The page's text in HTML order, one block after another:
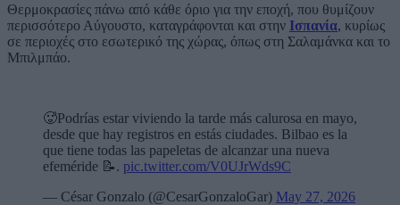
Θερμοκρασίες πάνω από κάθε όριο για την εποχή, που θυμίζουν
περισσότερο Αύγουστο, καταγράφονται και στην Ισπανία, κυρίως
σε περιοχές στο εσωτερικό της χώρας, όπως στη Σαλαμάνκα και το
Μπιλμπάο.
🥵Podrías estar viviendo la tarde más calurosa en mayo,
desde que hay registros en estás ciudades. Bilbao es la
que tiene todas las papeletas de alcanzar una nueva
efeméride 📝. pic.twitter.com/V0UJrWds9C
— César Gonzalo (@CesarGonzaloGar) May 27, 2026